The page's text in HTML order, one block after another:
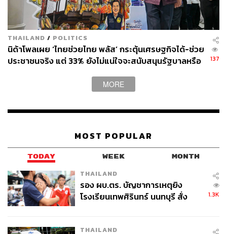
สามารถติดตาม THE STANDARD WEALTH
ผ่านแอปพลิเคชันต่างๆ ที่คุณสะดวกหรือใช้งานอยู่แล้วได้เลย
TAGS:
THAILAND / POLITICS
นิด้าโพลเผย ‘ไทยช่วยไทย พลัส’ กระตุ้นเศรษฐกิจได้-ช่วย
ประชาชนจริง แต่ 33% ยังไม่แน่ใจจะสนับสนุนรัฐบาลหรือ
137
MORE
MOST POPULAR
TODAY WEEK MONTH
THAILAND
รอง ผบ.ตร. บัญชาการเหตุยิง
โรงเรียนเทพศิรินทร์ นนทบุรี สั่ง
1.3K
THAILAND